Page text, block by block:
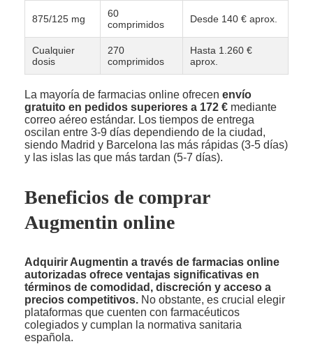
875/125 mg
60
comprimidos
Desde 140 € aprox.
Cualquier
dosis
270
comprimidos
Hasta 1.260 €
aprox.
La mayoría de farmacias online ofrecen envío
gratuito en pedidos superiores a 172 € mediante
correo aéreo estándar. Los tiempos de entrega
oscilan entre 3-9 días dependiendo de la ciudad,
siendo Madrid y Barcelona las más rápidas (3-5 días)
y las islas las que más tardan (5-7 días).
Beneficios de comprar
Augmentin online
Adquirir Augmentin a través de farmacias online
autorizadas ofrece ventajas significativas en
términos de comodidad, discreción y acceso a
precios competitivos. No obstante, es crucial elegir
plataformas que cuenten con farmacéuticos
colegiados y cumplan la normativa sanitaria
española.